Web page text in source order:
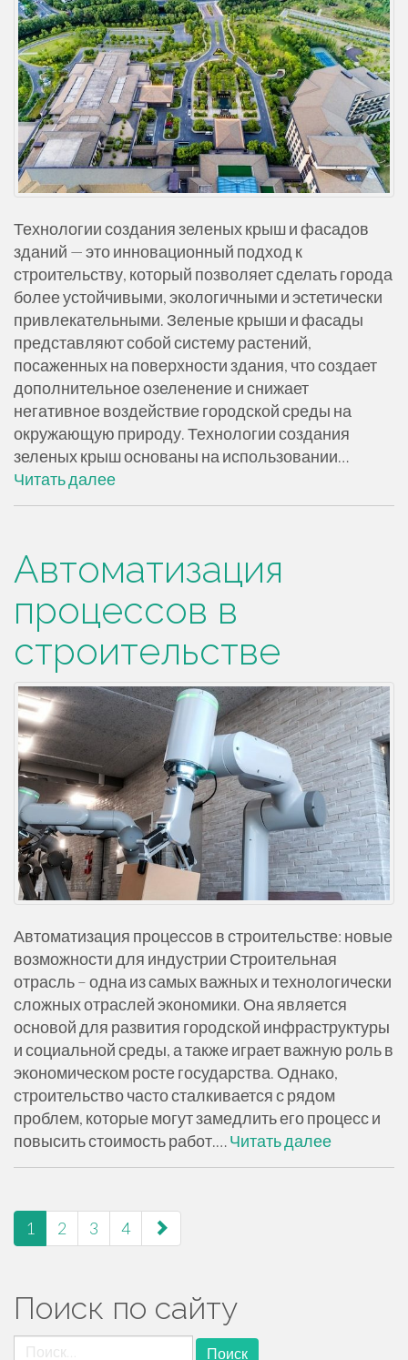
Технологии создания зеленых крыш и фасадов
зданий — это инновационный подход к
строительству, который позволяет сделать города
более устойчивыми, экологичными и эстетически
привлекательными. Зеленые крыши и фасады
представляют собой систему растений,
посаженных на поверхности здания, что создает
дополнительное озеленение и снижает
негативное воздействие городской среды на
окружающую природу. Технологии создания
зеленых крыш основаны на использовании…
Читать далее
Автоматизация
процессов в
строительстве
Автоматизация процессов в строительстве: новые
возможности для индустрии Строительная
отрасль – одна из самых важных и технологически
сложных отраслей экономики. Она является
основой для развития городской инфраструктуры
и социальной среды, а также играет важную роль в
экономическом росте государства. Однако,
строительство часто сталкивается с рядом
проблем, которые могут замедлить его процесс и
повысить стоимость работ.…Читать далее
навигация
по
страницам
1 2 3 4
Поиск по сайту
Найти: